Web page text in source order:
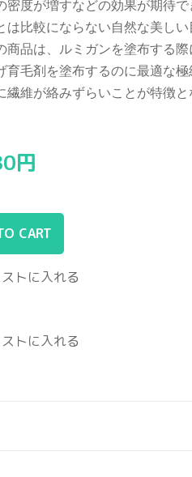
密度が増すなどの効果が期待
は比較にならない自然な美し
商品は、ルミガンを塗布する
育毛剤を塗布するのに最適な
繊維が絡みずらいことが特徴と
円
CART
トに入れる
トに入れる